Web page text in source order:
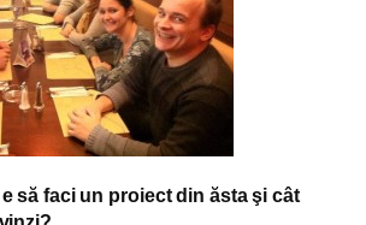
să faci un proiect din ăsta şi cât